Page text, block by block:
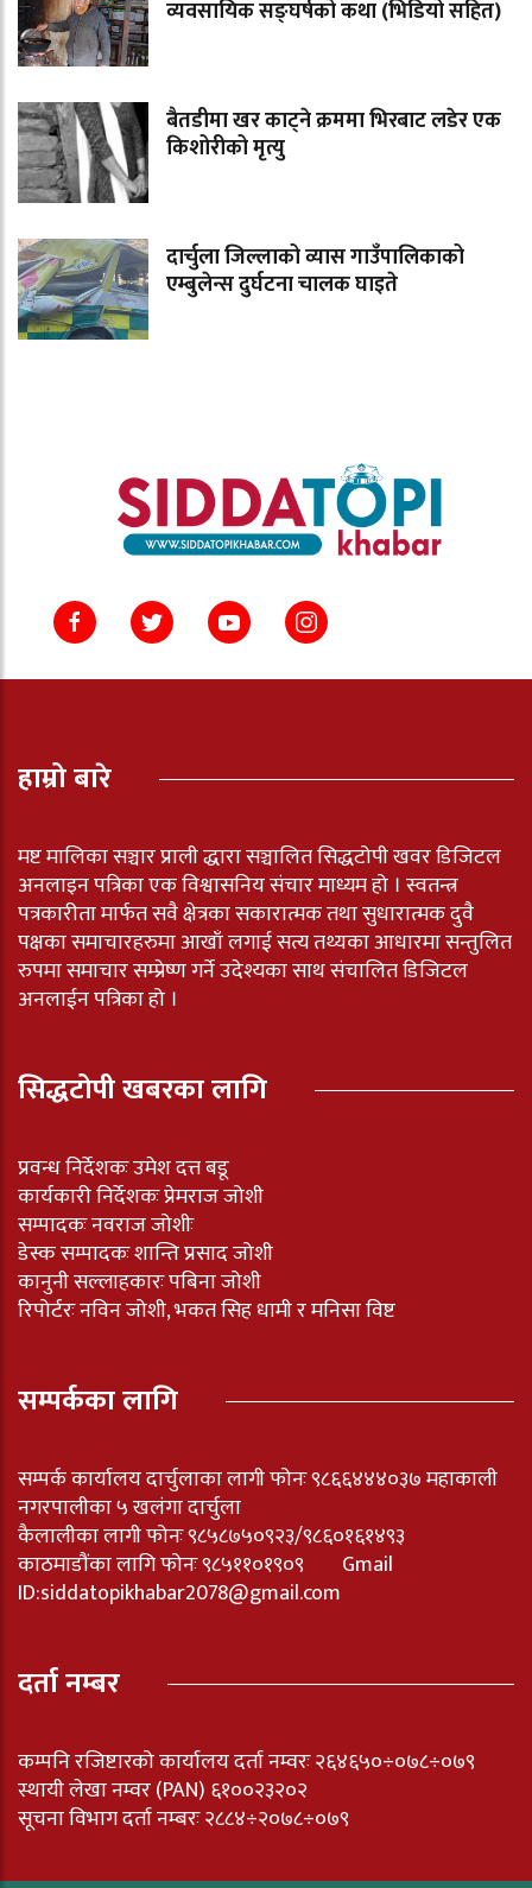
व्यवसायिक सङ्घर्षको कथा (भिडियो सहित)
बैतडीमा खर काट्ने क्रममा भिरबाट लडेर एक
किशोरीको मृत्यु
दार्चुला जिल्लाको व्यास गाउँपालिकाको
एम्बुलेन्स दुर्घटना चालक घाइते
हाम्रो बारे
मष्ट मालिका सञ्चार प्राली द्धारा सञ्चालित सिद्धटोपी खवर डिजिटल
अनलाइन पत्रिका एक विश्वासनिय संचार माध्यम हो । स्वतन्त्र
पत्रकारीता मार्फत सवै क्षेत्रका सकारात्मक तथा सुधारात्मक दुवै
पक्षका समाचारहरुमा आखाँ लगाई सत्य तथ्यका आधारमा सन्तुलित
रुपमा समाचार सम्प्रेष्ण गर्ने उदेश्यका साथ संचालित डिजिटल
अनलाईन पत्रिका हो ।
सिद्धटोपी खबरका लागि
प्रवन्ध निर्देशकः उमेश दत्त बडू
कार्यकारी निर्देशकः प्रेमराज जोशी
सम्पादकः नवराज जोशीः
डेस्क सम्पादकः शान्ति प्रसाद जोशी
कानुनी सल्लाहकारः पबिना जोशी
रिपोर्टरः नविन जोशी, भकत सिह धामी र मनिसा विष्ट
सम्पर्कका लागि
सम्पर्क कार्यालय दार्चुलाका लागी फोनः ९८६६४४४०३७ महाकाली
नगरपालीका ५ खलंगा दार्चुला
कैलालीका लागी फोनः ९८५८७५०९२३/९८६०१६१४९३
काठमाडौंका लागि फोनः ९८५११०१९०९ Gmail
ID:siddatopikhabar2078@gmail.com
दर्ता नम्बर
कम्पनि रजिष्टारको कार्यालय दर्ता नम्वरः २६४६५०÷०७८÷०७९
स्थायी लेखा नम्वर (PAN) ६१००२३२०२
सूचना विभाग दर्ता नम्बरः २८८४÷२०७८÷०७९